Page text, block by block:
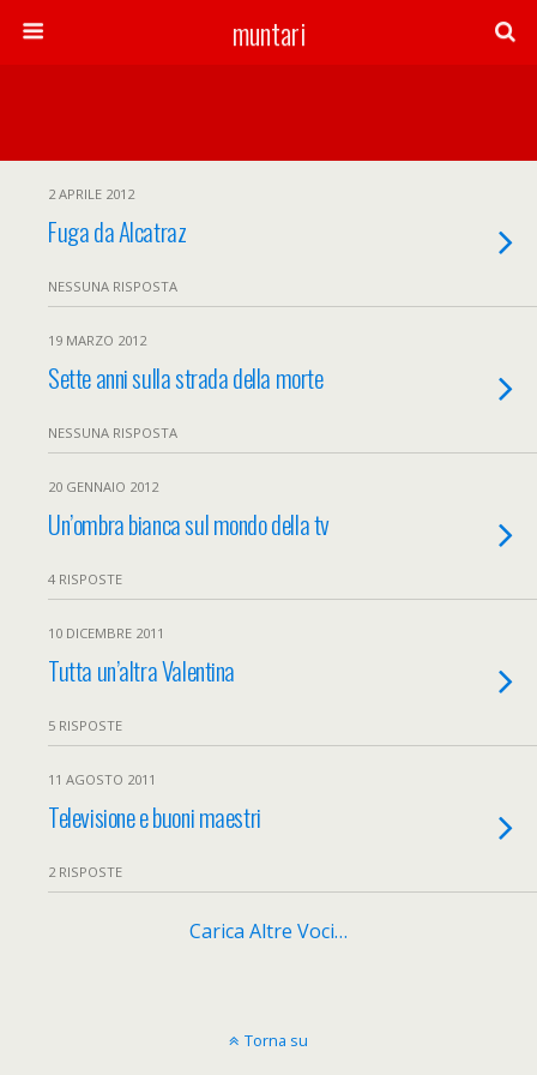
muntari
2 APRILE 2012
Fuga da Alcatraz
NESSUNA RISPOSTA
19 MARZO 2012
Sette anni sulla strada della morte
NESSUNA RISPOSTA
20 GENNAIO 2012
Un’ombra bianca sul mondo della tv
4 RISPOSTE
10 DICEMBRE 2011
Tutta un’altra Valentina
5 RISPOSTE
11 AGOSTO 2011
Televisione e buoni maestri
2 RISPOSTE
Carica Altre Voci…
Torna su